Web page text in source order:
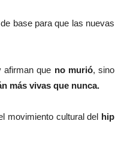
base para que las nuevas
afirman que no murió, sino
más vivas que nunca.
movimiento cultural del hip